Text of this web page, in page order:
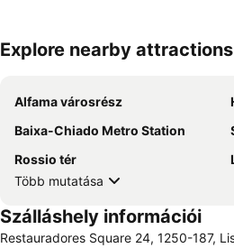
Explore nearby attractions
Alfama városrész
Baixa-Chiado Metro Station
Rossio tér
Több mutatása
Szálláshely információi
Restauradores Square 24, 1250-187,